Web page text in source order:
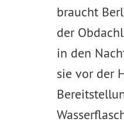
braucht
der
in den
sie vor der